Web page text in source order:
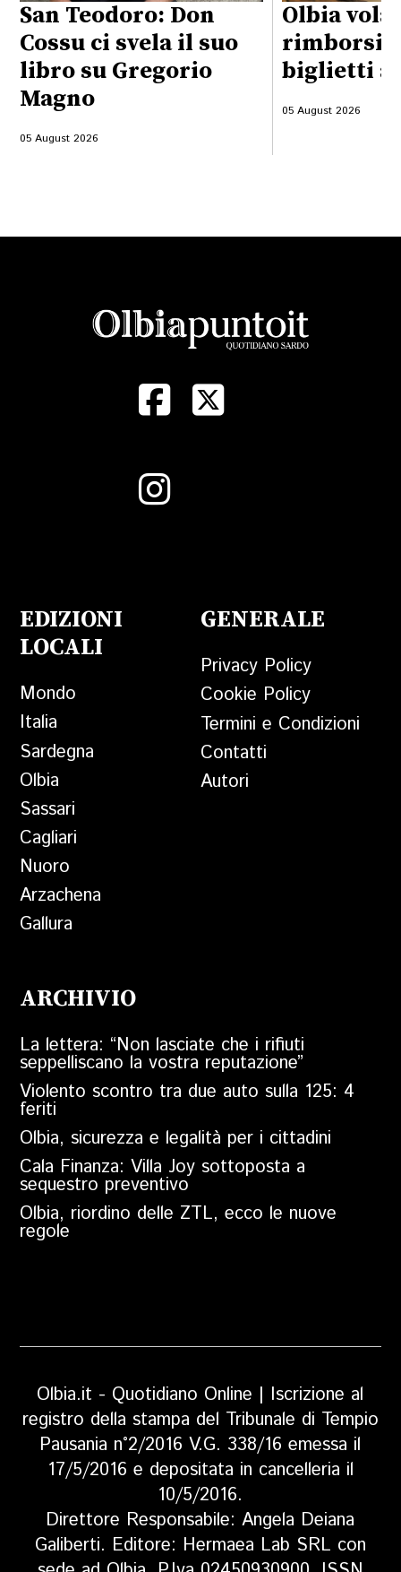
San Teodoro: Don
Cossu ci svela il suo
libro su Gregorio
Magno
05 August 2026
Olbia
rimborsi
biglietti
05 August 2026
EDIZIONI
LOCALI
Mondo
Italia
Sardegna
Olbia
Sassari
Cagliari
Nuoro
Arzachena
Gallura
GENERALE
Privacy Policy
Cookie Policy
Termini e Condizioni
Contatti
Autori
ARCHIVIO
La lettera: “Non lasciate che i rifiuti
seppelliscano la vostra reputazione”
Violento scontro tra due auto sulla 125: 4
feriti
Olbia, sicurezza e legalità per i cittadini
Cala Finanza: Villa Joy sottoposta a
sequestro preventivo
Olbia, riordino delle ZTL, ecco le nuove
regole
Olbia.it - Quotidiano Online | Iscrizione al
registro della stampa del Tribunale di Tempio
Pausania n°2/2016 V.G. 338/16 emessa il
17/5/2016 e depositata in cancelleria il
10/5/2016.
Direttore Responsabile: Angela Deiana
Galiberti. Editore: Hermaea Lab SRL con